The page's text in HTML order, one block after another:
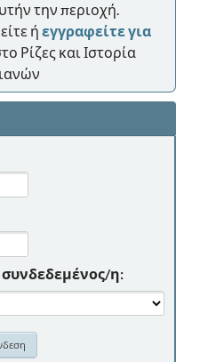
την περιοχή.
ή εγγραφείτε για
Ρίζες και Ιστορία
συνδεδεμένος/η: